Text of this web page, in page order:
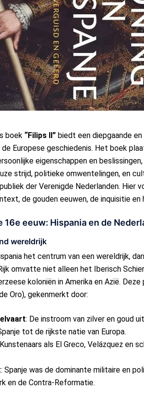
boek “Filips II” biedt een diepgaande
Europese geschiedenis. Het boek
eigenschappen en
strijd, politieke omwentelingen, en
der Verenigde Nederlanden. Hier
de gouden eeuwen, de inquisitie en
16e eeuw: Hispania en de
wereldrijk
het centrum van een wereldrijk,
omvatte niet alleen het Iberisch
koloniën in Amerika en Azië.
Oro), gekenmerkt door:
: De instroom van zilver en goud
tot de rijkste natie van Europa.
als El Greco, Velázquez en
: Spanje was de dominante militaire en
en de Contra-Reformatie.